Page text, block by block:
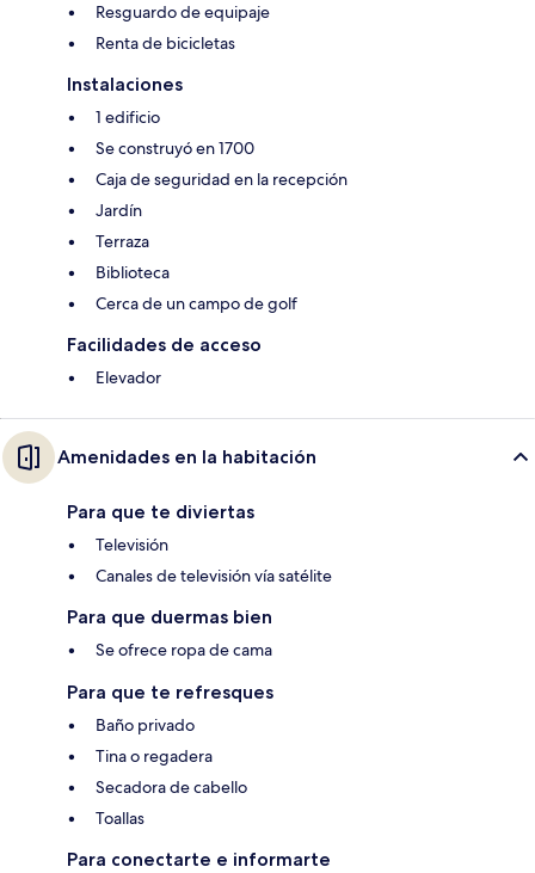
Resguardo de equipaje
Renta de bicicletas
Instalaciones
1 edificio
Se construyó en 1700
Caja de seguridad en la recepción
Jardín
Terraza
Biblioteca
Cerca de un campo de golf
Facilidades de acceso
Elevador
Amenidades en la habitación
Para que te diviertas
Televisión
Canales de televisión vía satélite
Para que duermas bien
Se ofrece ropa de cama
Para que te refresques
Baño privado
Tina o regadera
Secadora de cabello
Toallas
Para conectarte e informarte